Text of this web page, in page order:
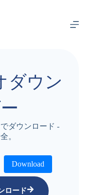
ダウン
ダウンロード -
。
Download
ロード